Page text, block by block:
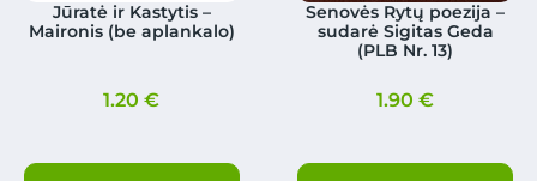
Jūratė ir Kastytis –
Maironis (be aplankalo)
1.20€
Senovės Rytų poezija –
sudarė Sigitas Geda
(PLB Nr. 13)
1.90€